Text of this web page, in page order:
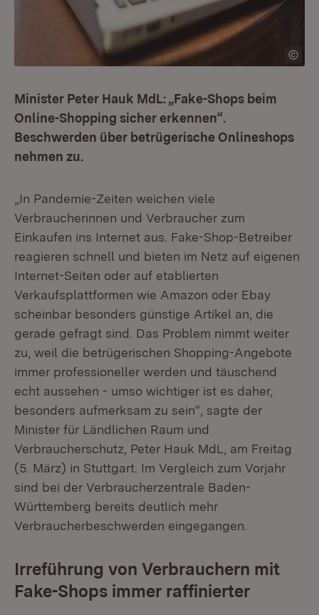
Minister Peter Hauk MdL: „Fake-Shops beim
Online-Shopping sicher erkennen“.
Beschwerden über betrügerische Onlineshops
nehmen zu.
„In Pandemie-Zeiten weichen viele
Verbraucherinnen und Verbraucher zum
Einkaufen ins Internet aus. Fake-Shop-Betreiber
reagieren schnell und bieten im Netz auf eigenen
Internet-Seiten oder auf etablierten
Verkaufsplattformen wie Amazon oder Ebay
scheinbar besonders günstige Artikel an, die
gerade gefragt sind. Das Problem nimmt weiter
zu, weil die betrügerischen Shopping-Angebote
immer professioneller werden und täuschend
echt aussehen - umso wichtiger ist es daher,
besonders aufmerksam zu sein“, sagte der
Minister für Ländlichen Raum und
Verbraucherschutz, Peter Hauk MdL, am Freitag
(5. März) in Stuttgart. Im Vergleich zum Vorjahr
sind bei der Verbraucherzentrale Baden-
Württemberg bereits deutlich mehr
Verbraucherbeschwerden eingegangen.
Irreführung von Verbrauchern mit
Fake-Shops immer raffinierter